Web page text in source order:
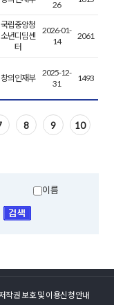
26
국립중앙청
소년디딤센
터
2026-01-
14
2061
창의인재부
2025-12-
31
1493
8 9 10
이름
작권 보호 및 이용신청안내